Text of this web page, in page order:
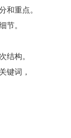
和重点。
节。
结构。
键词，